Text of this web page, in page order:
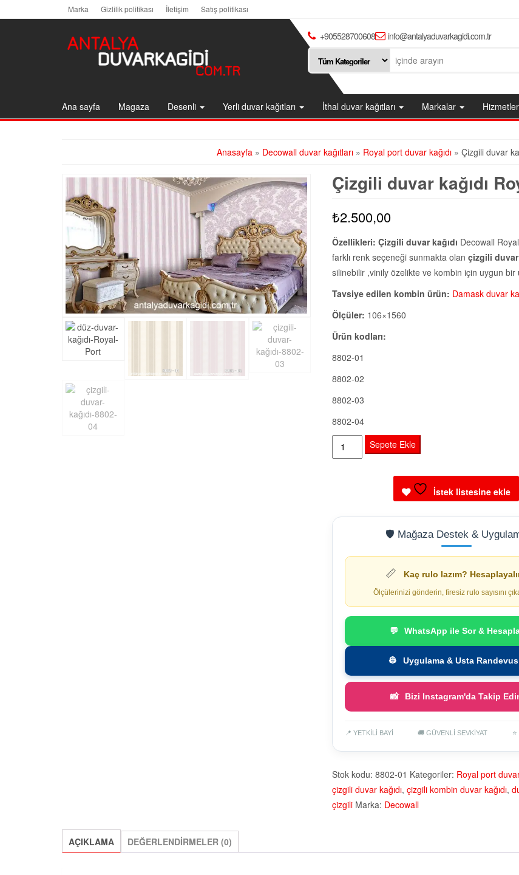
to
Marka Gizlilik politikası İletişim Satış politikası
+905528700608 info@antalyaduvarkagidi.com.tr
Ana sayfa Magaza Desenli Yerli duvar kağıtları İthal duvar kağıtları Markalar
Anasayfa » Decowall duvar kağıtları » Royal port duvar kağıdı » Çizgili duvar
Çizgili duvar kağıdı
₺2.500,00
Özellikleri: Çizgili duvar kağıdı Decowall
farklı renk seçeneği sunmakta olan çizgili duvar
silinebilir ,vinily özelikte ve kombin için uygun bir
Tavsiye edilen kombin ürün: Damask duvar
Ölçüler: 106×1560
Ürün kodları:
8802-01
8802-02
8802-03
8802-04
Çizgili
duvar
adet
Sepete Ekle
İstek listesine ekle
🛡️ Mağaza Destek &
📏 Kaç rulo lazım?
Ölçülerinizi gönderin, firesiz rulo sayısını
💬 WhatsApp ile Sor &
👷 Uygulama & Usta
📸 Bizi Instagram'da Takip
📍 YETKİLİ BAYİ 🚚 GÜVENLİ SEVKİYAT
Stok kodu: 8802-01 Kategoriler: Royal port duvar
çizgili duvar kağıdı, çizgili kombin duvar kağıdı,
çizgili Marka: Decowall
AÇIKLAMA DEĞERLENDIRMELER (0)